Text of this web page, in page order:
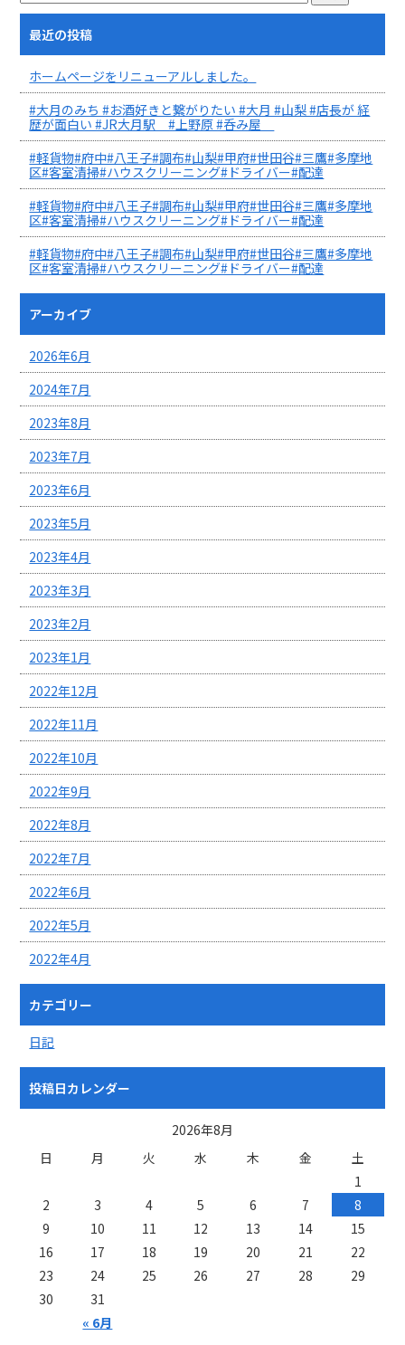
最近の投稿
ホームページをリニューアルしました。
#大月のみち #お酒好きと繋がりたい #大月 #山梨 #店長が 経
歴が面白い #JR大月駅 #上野原 #呑み屋
#軽貨物#府中#八王子#調布#山梨#甲府#世田谷#三鷹#多摩地
区#客室清掃#ハウスクリーニング#ドライバー#配達
#軽貨物#府中#八王子#調布#山梨#甲府#世田谷#三鷹#多摩地
区#客室清掃#ハウスクリーニング#ドライバー#配達
#軽貨物#府中#八王子#調布#山梨#甲府#世田谷#三鷹#多摩地
区#客室清掃#ハウスクリーニング#ドライバー#配達
アーカイブ
2026年6月
2024年7月
2023年8月
2023年7月
2023年6月
2023年5月
2023年4月
2023年3月
2023年2月
2023年1月
2022年12月
2022年11月
2022年10月
2022年9月
2022年8月
2022年7月
2022年6月
2022年5月
2022年4月
カテゴリー
日記
投稿日カレンダー
2026年8月
日
月 火 水 木 金 土
« 6月
1
2
3 4 5 6 7
8
9
10 11 12 13 14
15
16
17 18 19 20 21
22
23
24 25 26 27 28
29
30
31